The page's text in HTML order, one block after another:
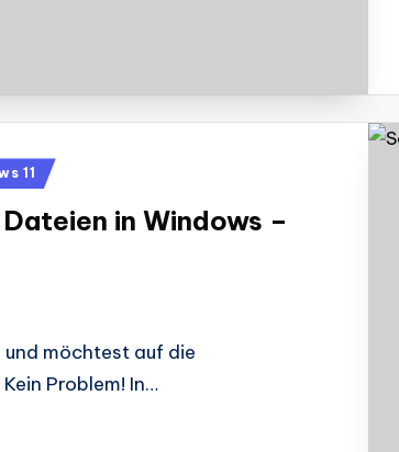
11
in Windows –
möchtest auf die
Problem! In…